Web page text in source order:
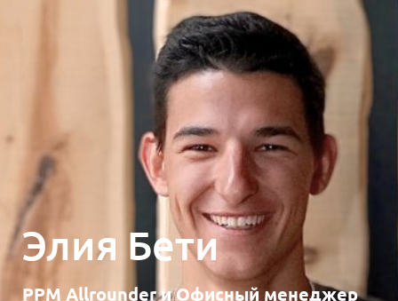
Элия Бети
PPM Allrounder и Офисный менеджер